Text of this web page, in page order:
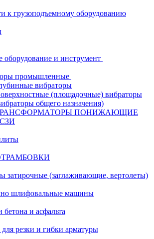
к грузоподъемному оборудованию
оборудование и инструмент
промышленные
вибраторы
(площадочные) вибраторы
общего назначения)
ПОНИЖАЮЩИЕ
затирочные (заглаживающие, вертолеты)
шлифовальные машины
бетона и асфальта
резки и гибки арматуры